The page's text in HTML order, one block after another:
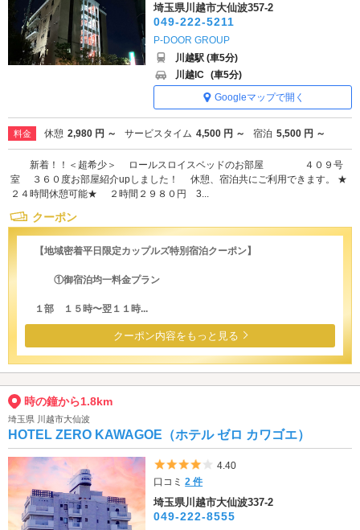
埼玉県川越市大仙波357-2
049-222-5211
P-DOOR GROUP
川越駅 (車5分)
川越IC (車5分)
Googleマップで開く
料金 休憩 2,980 円 ～ サービスタイム 4,500 円 ～ 宿泊 5,500 円 ～
新着！！＜超希少＞ ロールスロイスベッドのお部屋 ４０９号
室 ３６０度お部屋紹介upしました！ 休憩、宿泊共にご利用できます。 ★
２４時間休憩可能★ ２時間２９８０円 3...
クーポン
【地域密着平日限定カップルズ特別宿泊クーポン】
①御宿泊均一料金プラン
１部 １５時〜翌１１時...
クーポン内容をもっと見る
時の鐘から1.8km
埼玉県 川越市大仙波
HOTEL ZERO KAWAGOE（ホテル ゼロ カワゴエ）
5つ星のうち4
4.40
口コミ2 件
埼玉県川越市大仙波337-2
049-222-8555